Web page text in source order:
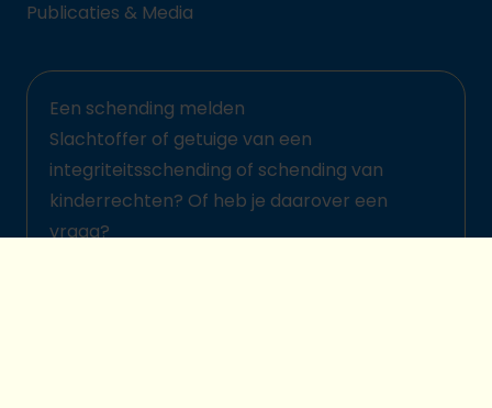
Publicaties & Media
Een schending melden
Slachtoffer of getuige van een
integriteitsschending of schending van
kinderrechten? Of heb je daarover een
vraag?